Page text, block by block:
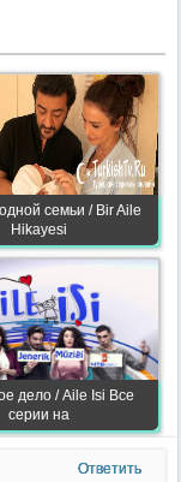
семьи / Bir Aile
Hikayesi
дело / Aile Isi Все
серии на
Ответить